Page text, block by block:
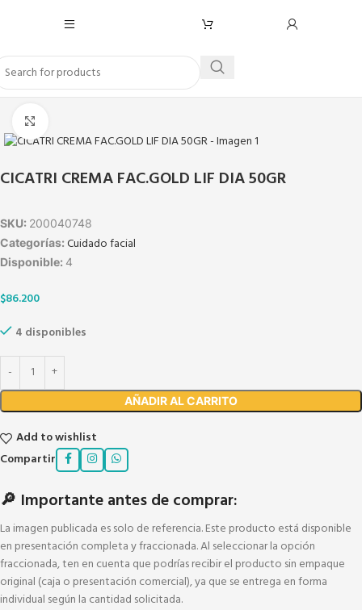
CICATRI CREMA FAC.GOLD LIF DIA 50GR
SKU: 200040748
Categorías:Cuidado facial
Disponible: 4
$86.200
4 disponibles
AÑADIR AL CARRITO
Add to wishlist
Compartir
🔎 Importante antes de comprar:
La imagen publicada es solo de referencia. Este producto está disponible
en presentación completa y fraccionada. Al seleccionar la opción
fraccionada, ten en cuenta que podrías recibir el producto sin empaque
original (caja o presentación comercial), ya que se entrega en forma
individual según la cantidad solicitada.